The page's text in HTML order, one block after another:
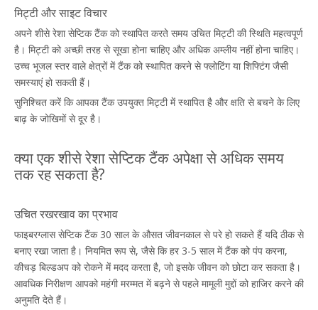
मिट्टी और साइट विचार
अपने शीसे रेशा सेप्टिक टैंक को स्थापित करते समय उचित मिट्टी की स्थिति महत्वपूर्ण
है। मिट्टी को अच्छी तरह से सूखा होना चाहिए और अधिक अम्लीय नहीं होना चाहिए।
उच्च भूजल स्तर वाले क्षेत्रों में टैंक को स्थापित करने से फ्लोटिंग या शिफ्टिंग जैसी
समस्याएं हो सकती हैं।
सुनिश्चित करें कि आपका टैंक उपयुक्त मिट्टी में स्थापित है और क्षति से बचने के लिए
बाढ़ के जोखिमों से दूर है।
क्या एक शीसे रेशा सेप्टिक टैंक अपेक्षा से अधिक समय
तक रह सकता है?
उचित रखरखाव का प्रभाव
फाइबरग्लास सेप्टिक टैंक 30 साल के औसत जीवनकाल से परे हो सकते हैं यदि ठीक से
बनाए रखा जाता है। नियमित रूप से, जैसे कि हर 3-5 साल में टैंक को पंप करना,
कीचड़ बिल्डअप को रोकने में मदद करता है, जो इसके जीवन को छोटा कर सकता है।
आवधिक निरीक्षण आपको महंगी मरम्मत में बढ़ने से पहले मामूली मुद्दों को हाजिर करने की
अनुमति देते हैं।